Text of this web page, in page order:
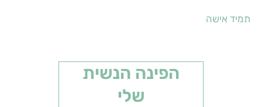
תמיד אישה
הפינה הנשית
שלי